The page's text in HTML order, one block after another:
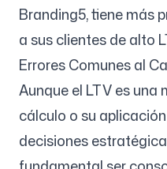
Branding5, tiene más
a sus clientes de alto
Errores Comunes al
Aunque el LTV es una
cálculo o su
decisiones